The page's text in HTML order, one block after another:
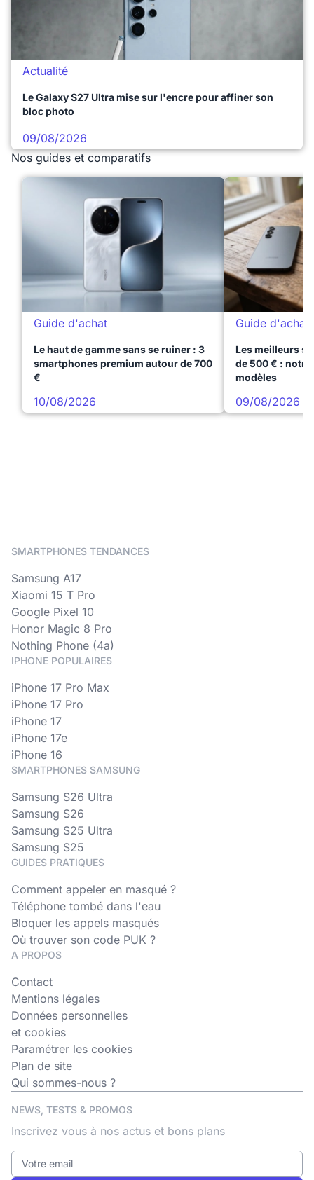
Actualité
Le Galaxy S27 Ultra mise sur l'encre pour affiner son
bloc photo
09/08/2026
Nos guides et comparatifs
Guide d'achat
Le haut de gamme sans se ruiner : 3
smartphones premium autour de 700
€
10/08/2026
Guide d'achat
Les meilleurs
de 500 € :
modèles
09/08/2026
SMARTPHONES TENDANCES
Samsung A17
Xiaomi 15 T Pro
Google Pixel 10
Honor Magic 8 Pro
Nothing Phone (4a)
IPHONE POPULAIRES
iPhone 17 Pro Max
iPhone 17 Pro
iPhone 17
iPhone 17e
iPhone 16
SMARTPHONES SAMSUNG
Samsung S26 Ultra
Samsung S26
Samsung S25 Ultra
Samsung S25
GUIDES PRATIQUES
Comment appeler en masqué ?
Téléphone tombé dans l'eau
Bloquer les appels masqués
Où trouver son code PUK ?
A PROPOS
Contact
Mentions légales
Données personnelles
et cookies
Paramétrer les cookies
Plan de site
Qui sommes-nous ?
NEWS, TESTS & PROMOS
Inscrivez vous à nos actus et bons plans